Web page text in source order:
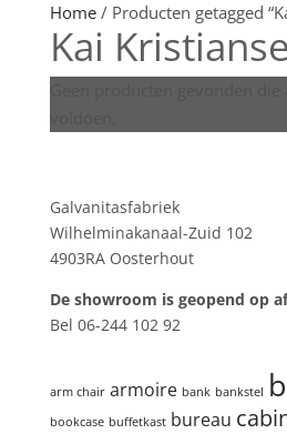
Home/ Producten getagged
Kai
Galvanitasfabriek
Wilhelminakanaal-Zuid 102
4903RA Oosterhout
De showroom is geopend op
Bel 06-244 102 92
arm chair armoire bank bankstel
bookcase buffetkast bureau